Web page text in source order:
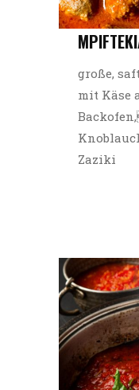
große,
mit Käse
Zaziki